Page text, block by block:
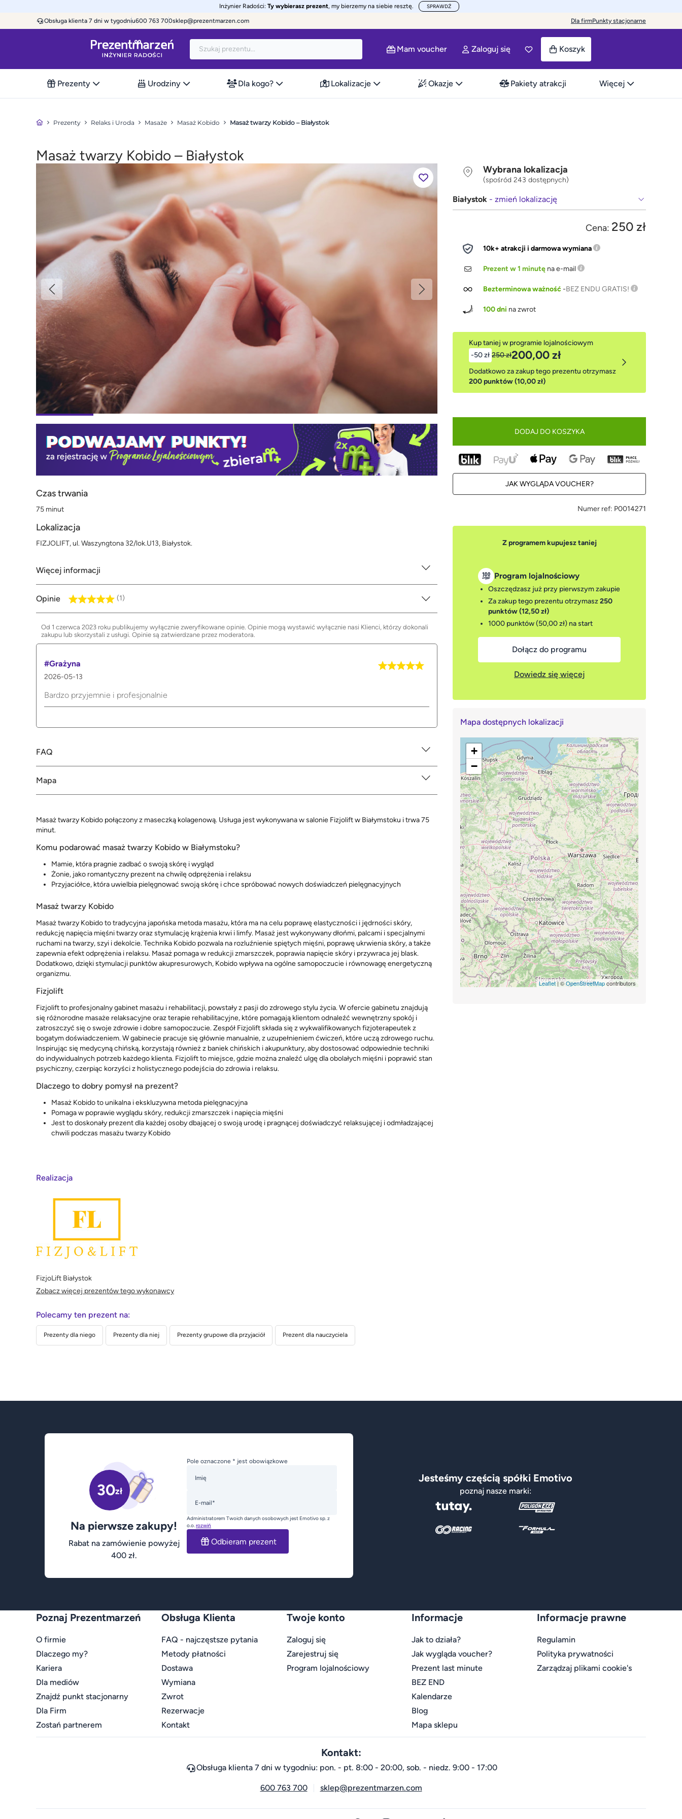
Inżynier Radości: Ty wybierasz prezent, my bierzemy na siebie resztę. SPRAWDŹ
Obsługa klienta 7 dni w tygodniu600 763 700sklep@prezentmarzen.com Dla firmPunkty stacjonarne
Mam voucher Zaloguj się Koszyk
Prezenty Urodziny Dla kogo? Lokalizacje Okazje Pakiety atrakcji Więcej
Prezenty Relaks i Uroda Masaże Masaż Kobido Masaż twarzy Kobido – Białystok
Masaż twarzy Kobido – Białystok
Czas trwania
75 minut
Lokalizacja
FIZJOLIFT, ul. Waszyngtona 32/lok.U13, Białystok.
Więcej informacji
Opinie (1)
Od 1 czerwca 2023 roku publikujemy wyłącznie zweryfikowane opinie. Opinie mogą wystawić wyłącznie nasi Klienci, którzy dokonali
zakupu lub skorzystali z usługi. Opinie są zatwierdzane przez moderatora.
#Grażyna
2026-05-13
Bardzo przyjemnie i profesjonalnie
FAQ
Mapa
Masaż twarzy Kobido połączony z maseczką kolagenową. Usługa jest wykonywana w salonie Fizjolift w Białymstoku i trwa 75
minut.
Komu podarować masaż twarzy Kobido w Białymstoku?
Mamie, która pragnie zadbać o swoją skórę i wygląd
Żonie, jako romantyczny prezent na chwilę odprężenia i relaksu
Przyjaciółce, która uwielbia pielęgnować swoją skórę i chce spróbować nowych doświadczeń pielęgnacyjnych
Masaż twarzy Kobido
Masaż twarzy Kobido to tradycyjna japońska metoda masażu, która ma na celu poprawę elastyczności i jędrności skóry,
redukcję napięcia mięśni twarzy oraz stymulację krążenia krwi i limfy. Masaż jest wykonywany dłońmi, palcami i specjalnymi
ruchami na twarzy, szyi i dekolcie. Technika Kobido pozwala na rozluźnienie spiętych mięśni, poprawę ukrwienia skóry, a także
zapewnia efekt odprężenia i relaksu. Masaż pomaga w redukcji zmarszczek, poprawia napięcie skóry i przywraca jej blask.
Dodatkowo, dzięki stymulacji punktów akupresurowych, Kobido wpływa na ogólne samopoczucie i równowagę energetyczną
organizmu.
Fizjolift
Fizjolift to profesjonalny gabinet masażu i rehabilitacji, powstały z pasji do zdrowego stylu życia. W ofercie gabinetu znajdują
się różnorodne masaże relaksacyjne oraz terapie rehabilitacyjne, które pomagają klientom odnaleźć wewnętrzny spokój i
zatroszczyć się o swoje zdrowie i dobre samopoczucie. Zespół Fizjolift składa się z wykwalifikowanych fizjoterapeutek z
bogatym doświadczeniem. W gabinecie pracuje się głównie manualnie, z uzupełnieniem ćwiczeń, które uczą zdrowego ruchu.
Inspirując się medycyną chińską, korzystają również z baniek chińskich i akupunktury, aby dostosować odpowiednie techniki
do indywidualnych potrzeb każdego klienta. Fizjolift to miejsce, gdzie można znaleźć ulgę dla obolałych mięśni i poprawić stan
psychiczny, czerpiąc korzyści z holistycznego podejścia do zdrowia i relaksu.
Dlaczego to dobry pomysł na prezent?
Masaż Kobido to unikalna i ekskluzywna metoda pielęgnacyjna
Pomaga w poprawie wyglądu skóry, redukcji zmarszczek i napięcia mięśni
Jest to doskonały prezent dla każdej osoby dbającej o swoją urodę i pragnącej doświadczyć relaksującej i odmładzającej
chwili podczas masażu twarzy Kobido
Realizacja
FizjoLift Białystok
Zobacz więcej prezentów tego wykonawcy
Polecamy ten prezent na:
Prezenty dla niego Prezenty dla niej Prezenty grupowe dla przyjaciół Prezent dla nauczyciela
Wybrana lokalizacja
(spośród 243 dostępnych)
Białystok - zmień lokalizację
Cena: 250 zł
10k+ atrakcji i darmowa wymiana
Prezent w 1 minutę na e-mail
Bezterminowa ważność-BEZ ENDU GRATIS!
100 dni na zwrot
Kup taniej w programie lojalnościowym
-50 zł 250 zł200,00 zł
Dodatkowo za zakup tego prezentu otrzymasz
200 punktów (10,00 zł)
DODAJ DO KOSZYKA
JAK WYGLĄDA VOUCHER?
Numer ref: P0014271
Z programem kupujesz taniej
Program lojalnościowy
Oszczędzasz już przy pierwszym zakupie
Za zakup tego prezentu otrzymasz250
punktów (12,50 zł)
1000 punktów (50,00 zł) na start
Dołącz do programu
Dowiedz się więcej
Mapa dostępnych lokalizacji
+
−
Leaflet| ©OpenStreetMapcontributors
30zł
Na pierwsze zakupy!
Rabat na zamówienie powyżej
400 zł.
Pole oznaczone * jest obowiązkowe
Imię
E-mail*
Administratorem Twoich danych osobowych jest Emotivo sp. z
o.o.rozwiń
Odbieram prezent
Jesteśmy częścią spółki Emotivo
poznaj nasze marki:
Poznaj Prezentmarzeń
O firmie
Dlaczego my?
Kariera
Dla mediów
Znajdź punkt stacjonarny
Dla Firm
Zostań partnerem
Obsługa Klienta
FAQ - najczęstsze pytania
Metody płatności
Dostawa
Wymiana
Zwrot
Rezerwacje
Kontakt
Twoje konto
Zaloguj się
Zarejestruj się
Program lojalnościowy
Informacje
Jak to działa?
Jak wygląda voucher?
Prezent last minute
BEZ END
Kalendarze
Blog
Mapa sklepu
Informacje prawne
Regulamin
Polityka prywatności
Zarządzaj plikami cookie's
Kontakt:
Obsługa klienta 7 dni w tygodniu: pon. - pt. 8:00 - 20:00, sob. - niedz. 9:00 - 17:00
600 763 700 sklep@prezentmarzen.com